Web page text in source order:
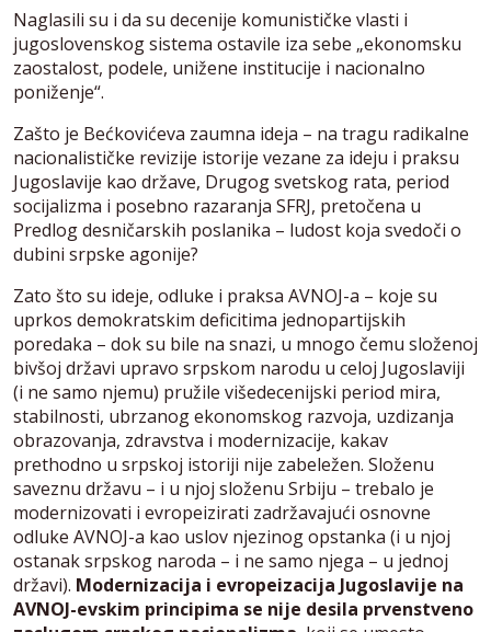
Naglasili su i da su decenije komunističke vlasti i
jugoslovenskog sistema ostavile iza sebe „ekonomsku
zaostalost, podele, unižene institucije i nacionalno
poniženje“.
Zašto je Bećkovićeva zaumna ideja – na tragu radikalne
nacionalističke revizije istorije vezane za ideju i praksu
Jugoslavije kao države, Drugog svetskog rata, period
socijalizma i posebno razaranja SFRJ, pretočena u
Predlog desničarskih poslanika – ludost koja svedoči o
dubini srpske agonije?
Zato što su ideje, odluke i praksa AVNOJ-a – koje su
uprkos demokratskim deficitima jednopartijskih
poredaka – dok su bile na snazi, u mnogo čemu složenoj
bivšoj državi upravo srpskom narodu u celoj Jugoslaviji
(i ne samo njemu) pružile višedecenijski period mira,
stabilnosti, ubrzanog ekonomskog razvoja, uzdizanja
obrazovanja, zdravstva i modernizacije, kakav
prethodno u srpskoj istoriji nije zabeležen. Složenu
saveznu državu – i u njoj složenu Srbiju – trebalo je
modernizovati i evropeizirati zadržavajući osnovne
odluke AVNOJ-a kao uslov njezinog opstanka (i u njoj
ostanak srpskog naroda – i ne samo njega – u jednoj
državi). Modernizacija i evropeizacija Jugoslavije na
AVNOJ-evskim principima se nije desila prvenstveno